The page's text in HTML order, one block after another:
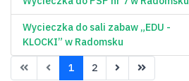
Wycieczka do sali zabaw „EDU -
KLOCKI” w Radomsku
1 2